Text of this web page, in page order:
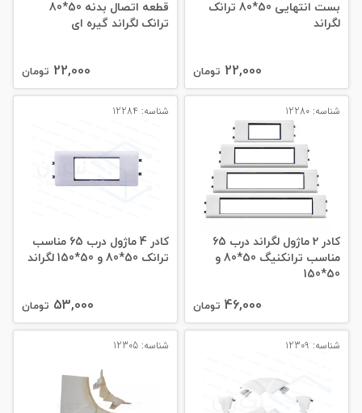
بست انتهایی 50*80 ترانک
لگراند
22,000 تومان
قطعه اتصال بدنه 50*80
ترانک لگراند گیره ای
22,000 تومان
شناسه: 12280
کادر 2 ماژول لگراند درب 65
مناسب ترانکنیگ 50*80 و
50*150
46,000 تومان
شناسه: 12284
کادر 4 ماژول درب 65 مناسب
ترانک 50*80 و 50*150 لگراند
53,000 تومان
شناسه: 12309 شناسه: 12305